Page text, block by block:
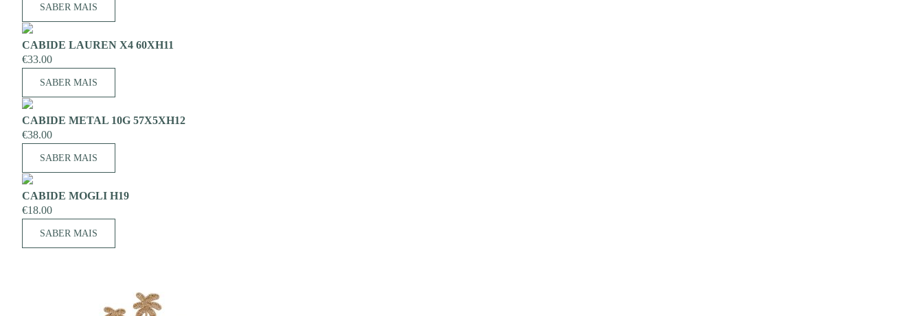
SABER MAIS
CABIDE LAUREN X4 60XH11
€33.00
SABER MAIS
CABIDE METAL 10G 57X5XH12
€38.00
SABER MAIS
CABIDE MOGLI H19
€18.00
SABER MAIS